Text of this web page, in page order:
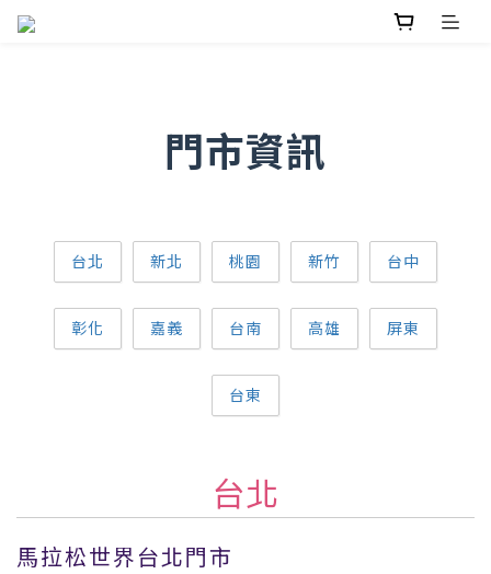
門市資訊
台北 新北 桃園 新竹 台中
彰化 嘉義 台南 高雄 屏東
台東
台北
馬拉松世界台北門市